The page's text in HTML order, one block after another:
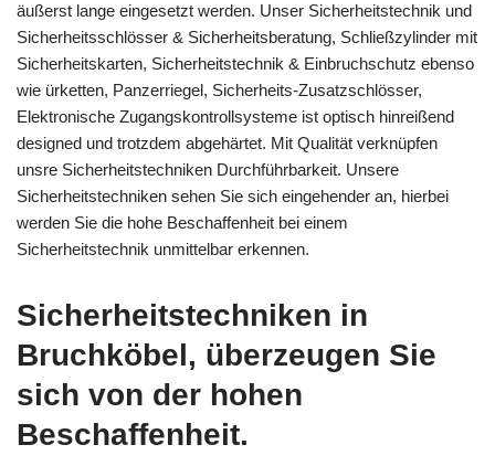
äußerst lange eingesetzt werden. Unser Sicherheitstechnik und
Sicherheitsschlösser & Sicherheitsberatung, Schließzylinder mit
Sicherheitskarten, Sicherheitstechnik & Einbruchschutz ebenso
wie ürketten, Panzerriegel, Sicherheits-Zusatzschlösser,
Elektronische Zugangskontrollsysteme ist optisch hinreißend
designed und trotzdem abgehärtet. Mit Qualität verknüpfen
unsre Sicherheitstechniken Durchführbarkeit. Unsere
Sicherheitstechniken sehen Sie sich eingehender an, hierbei
werden Sie die hohe Beschaffenheit bei einem
Sicherheitstechnik unmittelbar erkennen.
Sicherheitstechniken in
Bruchköbel, überzeugen Sie
sich von der hohen
Beschaffenheit.